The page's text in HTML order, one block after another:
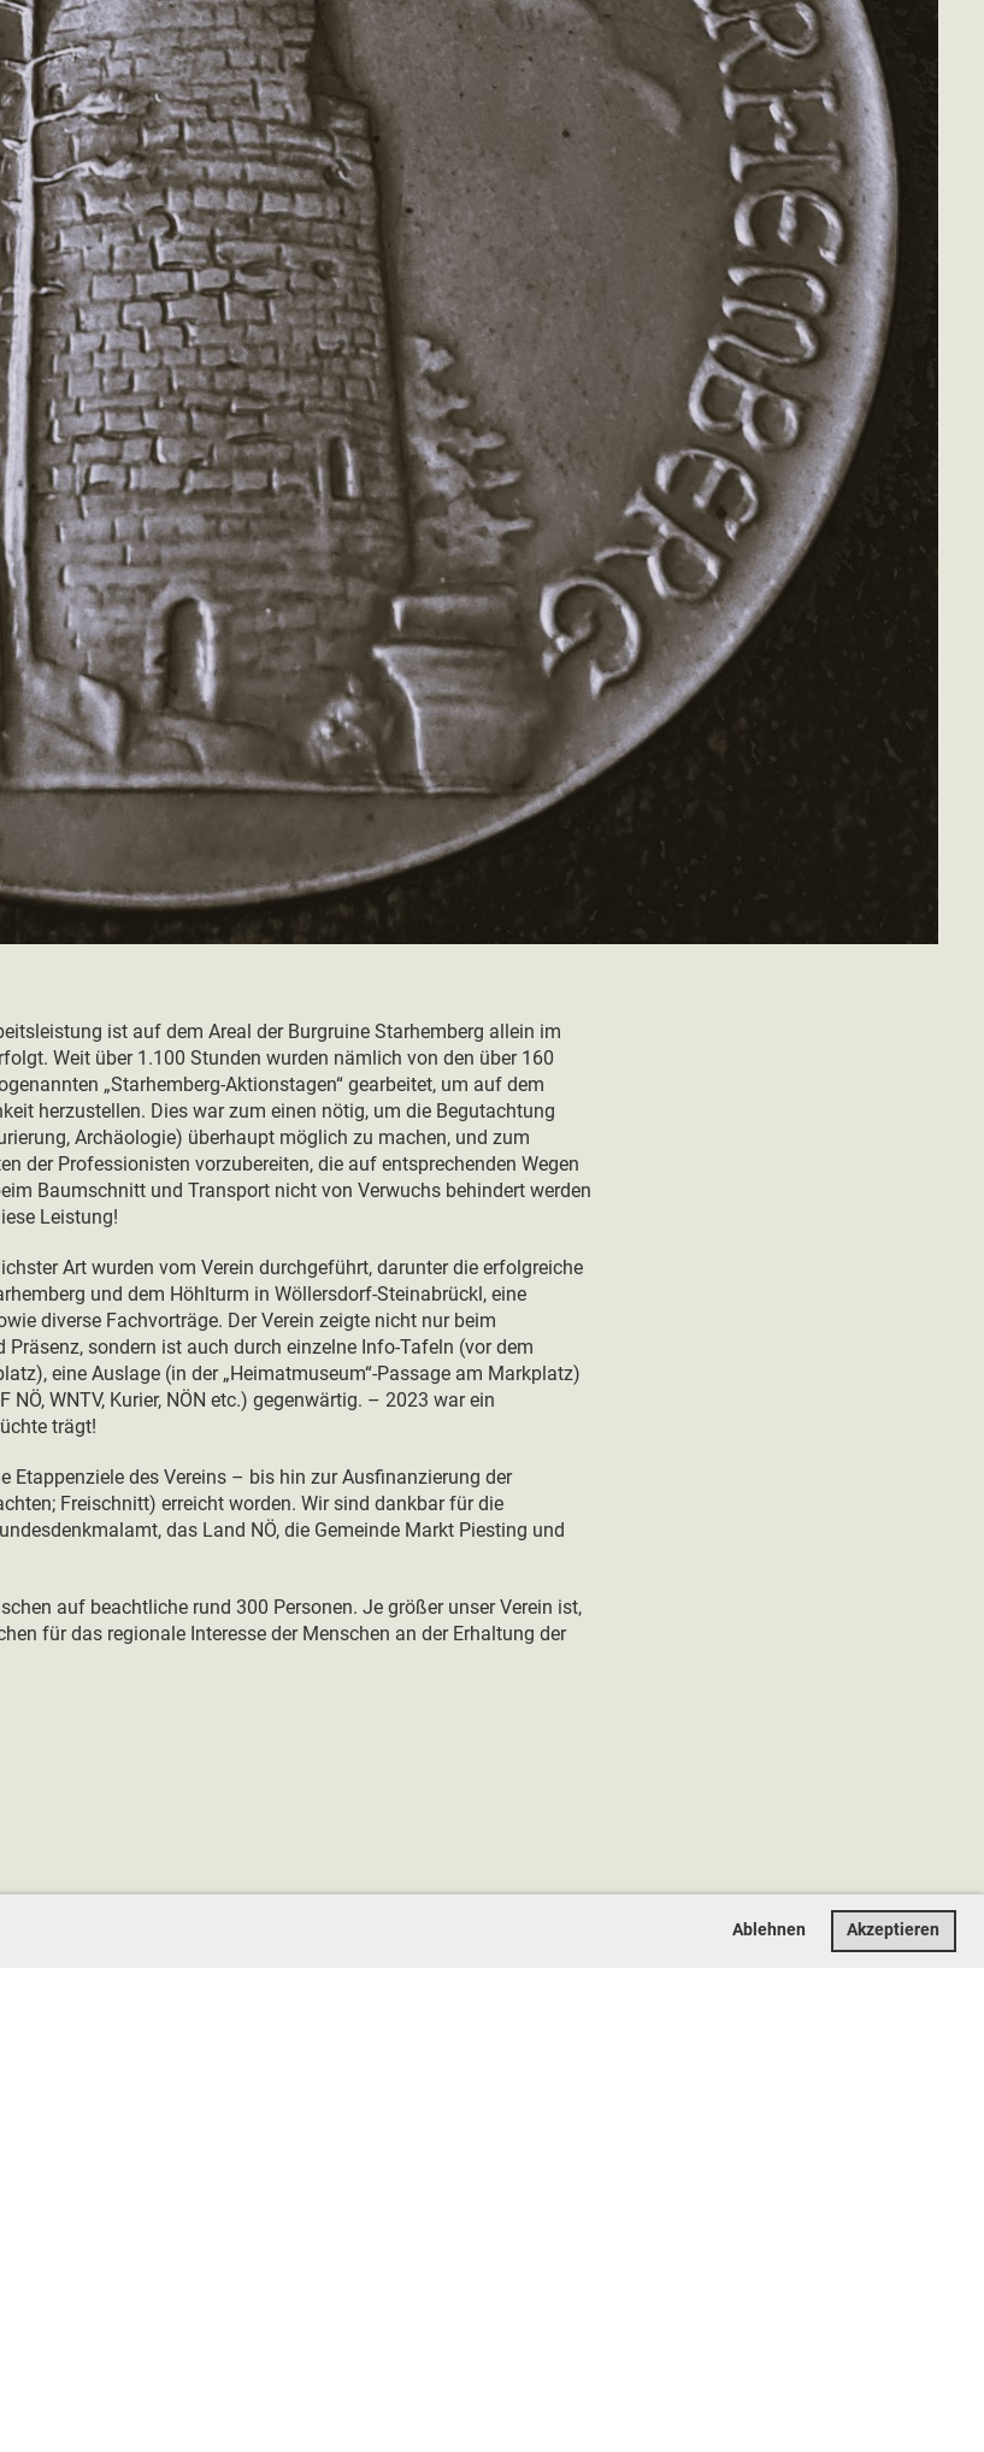
Ablehnen Akzeptieren
ist auf dem Areal der Burgruine Starhemberg allein im
Weit über 1.100 Stunden wurden nämlich von den über 160
„Starhemberg-Aktionstagen“ gearbeitet, um auf dem
herzustellen. Dies war zum einen nötig, um die Begutachtung
Archäologie) überhaupt möglich zu machen, und zum
der Professionisten vorzubereiten, die auf entsprechenden Wegen
Baumschnitt und Transport nicht von Verwuchs behindert werden
Leistung!
Art wurden vom Verein durchgeführt, darunter die erfolgreiche
und dem Höhlturm in Wöllersdorf-Steinabrückl, eine
diverse Fachvorträge. Der Verein zeigte nicht nur beim
sondern ist auch durch einzelne Info-Tafeln (vor dem
eine Auslage (in der „Heimatmuseum“-Passage am Markplatz)
NÖ, WNTV, Kurier, NÖN etc.) gegenwärtig. – 2023 war ein
trägt!
Etappenziele des Vereins – bis hin zur Ausfinanzierung der
Freischnitt) erreicht worden. Wir sind dankbar für die
das Land NÖ, die Gemeinde Markt Piesting und
auf beachtliche rund 300 Personen. Je größer unser Verein ist,
für das regionale Interesse der Menschen an der Erhaltung der